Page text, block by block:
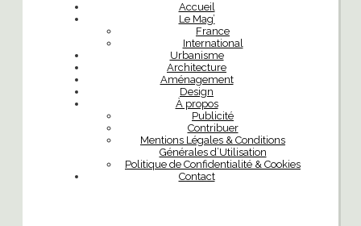
Accueil
Le Mag’
France
International
Urbanisme
Architecture
Aménagement
Design
À propos
Publicité
Contribuer
Mentions Légales & Conditions
Générales d’Utilisation
Politique de Confidentialité & Cookies
Contact